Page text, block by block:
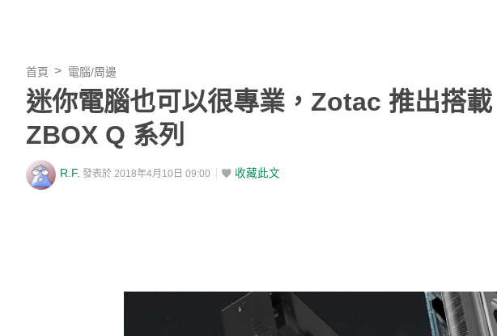
首頁 電腦/周邊
迷你電腦也可以很專業，Zotac 推出搭
ZBOX Q 系列
R.F. 發表於 2018年4月10日 09:00 收藏此文